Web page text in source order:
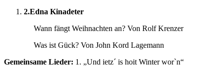
2.Edna Kinadeter
Wann fängt Weihnachten an? Von Rolf Krenzer
Was ist Gück? Von John Kord Lagemann
Gemeinsame Lieder: 1. „Und ietz´ is hoit Winter wor`n“